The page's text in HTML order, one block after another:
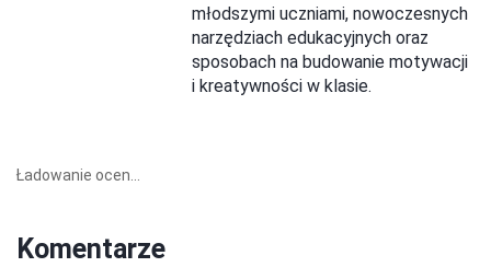
młodszymi uczniami, nowoczesnych
narzędziach edukacyjnych oraz
sposobach na budowanie motywacji
i kreatywności w klasie.
Ładowanie ocen...
Komentarze